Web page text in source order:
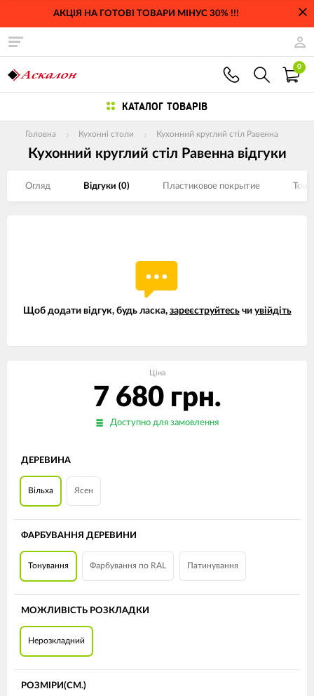
АКЦІЯ НА ГОТОВІ ТОВАРИ МІНУС 30% !!!
0
КАТАЛОГ ТОВАРІВ
Головна Кухонні столи Кухонний круглий стіл Равенна
Кухонний круглий стіл Равенна відгуки
Огляд Відгуки (0) Пластиковое покрытие
Щоб додати відгук, будь ласка, зареєструйтесьчи увійдіть
Ціна
7 680 грн.
Доступно для замовлення
ДЕРЕВИНА
Вільха Ясен
ФАРБУВАННЯ ДЕРЕВИНИ
Тонування Фарбування по RAL Патинування
МОЖЛИВІСТЬ РОЗКЛАДКИ
Нерозкладний
РОЗМІРИ(СМ.)